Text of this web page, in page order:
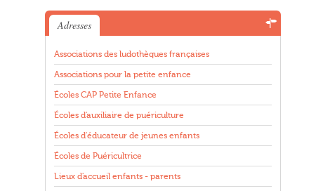
Adresses
Associations des ludothèques françaises
Associations pour la petite enfance
Écoles CAP Petite Enfance
Écoles d'auxiliaire de puériculture
Écoles d'éducateur de jeunes enfants
Écoles de Puéricultrice
Lieux d'accueil enfants - parents